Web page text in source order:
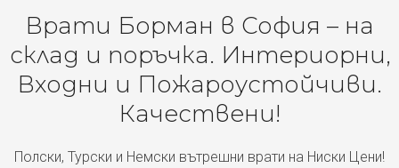
Врати Борман в София – на
склад и поръчка. Интериорни,
Входни и Пожароустойчиви.
Качествени!
Полски, Турски и Немски вътрешни врати на Ниски Цени!